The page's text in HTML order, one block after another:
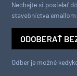
Nechajte si posielať
stavebníctva emailom:
ODOBERAŤ
Odber je možné